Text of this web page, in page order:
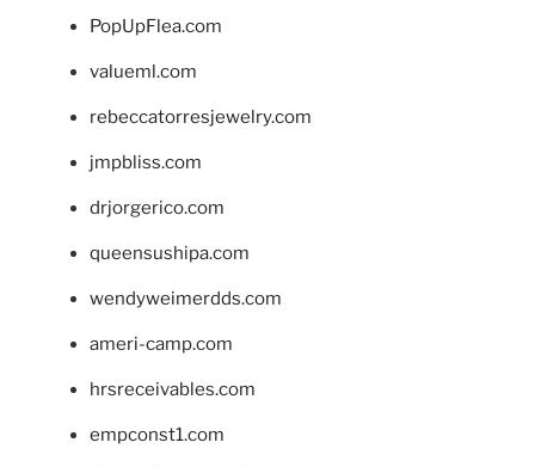
PopUpFlea.com
valueml.com
rebeccatorresjewelry.com
jmpbliss.com
drjorgerico.com
queensushipa.com
wendyweimerdds.com
ameri-camp.com
hrsreceivables.com
empconst1.com